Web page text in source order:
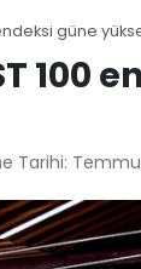
güne
100
Tarihi: